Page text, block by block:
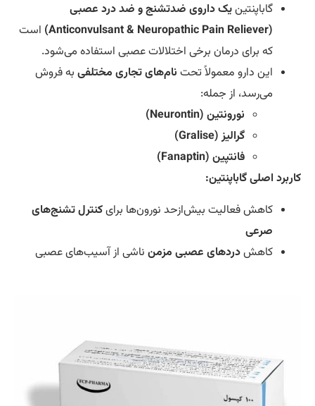
گاباپنتینیک داروی ضدتشنج و ضد درد عصبی
است
که برای درمان برخی اختلالات عصبی استفاده می‌شود.
این دارو معمولاً تحتنام‌های تجاری مختلفیبه فروش
می‌رسد، از جمله:
نورونتین (Neurontin)
گرالیز (Gralise)
فانتپین (Fanaptin)
اصلی گاباپنتین:
کاهش فعالیت بیش‌ازحد نورون‌ها برای کنترل تشنج‌های
صرعی
کاهشدردهای عصبی مزمنناشی از آسیب‌های عصبی